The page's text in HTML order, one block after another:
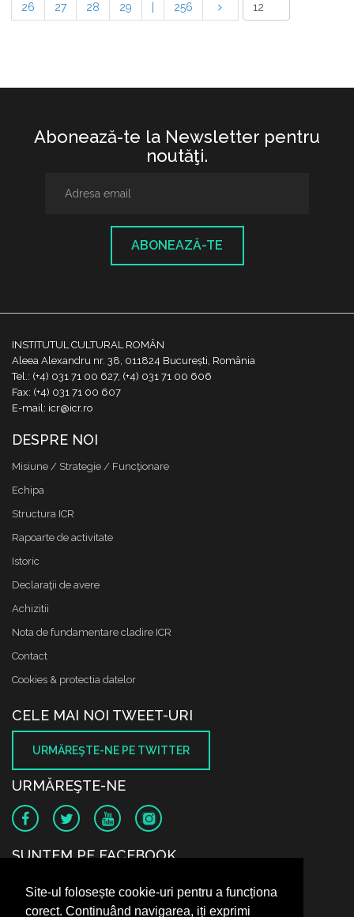
Site-ul folosește cookie-uri pentru a funcționa
corect. Continuând navigarea, iți exprimi
26 27 28 29 256
Abonează-te la Newsletter pentru
noutăţi.
ABONEAZĂ-TE
INSTITUTUL CULTURAL ROMÂN
Aleea Alexandru nr. 38, 011824 București, România
Tel.: (+4) 031 71 00 627, (+4) 031 71 00 606
Fax: (+4) 031 71 00 607
E-mail: icr@icr.ro
DESPRE NOI
Misiune / Strategie / Funcţionare
Echipa
Structura ICR
Rapoarte de activitate
Istoric
Declaraţii de avere
Achizitii
Nota de fundamentare cladire ICR
Contact
Cookies & protectia datelor
CELE MAI NOI TWEET-URI
URMĂREŞTE-NE PE TWITTER
URMĂREŞTE-NE
SUNTEM PE FACEBOOK